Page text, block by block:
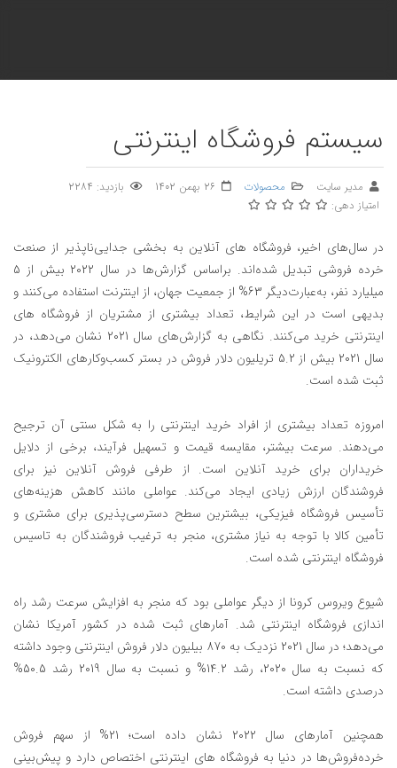
سیستم فروشگاه اینترنتی
مدیر سایت محصولات 26 بهمن 1402
بازدید: 2284
امتیاز دهی:
در سال‌های اخیر، فروشگاه‌ های آنلاین به بخشی جدایی‌ناپذیر از صنعت
خرده فروشی تبدیل شده‌اند. براساس گزارش‌ها در سال 2022 بیش از 5
میلیارد نفر، به‌عبارت‌دیگر 63% از جمعیت جهان، از اینترنت استفاده می‌کنند و
بدیهی است در این شرایط، تعداد بیشتری از مشتریان از فروشگاه‌ های
اینترنتی خرید می‌کنند. نگاهی به گزارش‌های سال 2021 نشان می‌دهد، در
سال 2021 بیش از 5.2 تریلیون دلار فروش در بستر کسب‌و‌کارهای الکترونیک
ثبت شده است.
امروزه تعداد بیشتری از افراد خرید اینترنتی را به شکل سنتی آن ترجیح
می‌دهند. سرعت بیشتر، مقایسه قیمت و تسهیل فرآیند، برخی از دلایل
خریداران برای خرید آنلاین است. از طرفی فروش آنلاین نیز برای
فروشندگان ارزش زیادی ایجاد می‌کند. عواملی مانند کاهش هزینه‌های
تأسیس فروشگاه فیزیکی، بیشترین سطح دسترسی‌پذیری برای مشتری و
تأمین کالا با توجه به نیاز مشتری، منجر به ترغیب فروشندگان به تاسیس
فروشگاه اینترنتی شده است.
شیوع ویروس کرونا از دیگر عواملی بود که منجر به افزایش سرعت رشد راه
اندازی فروشگاه‌ اینترنتی شد. آمار‌های ثبت شده در کشور آمریکا نشان
می‌دهد؛ در سال 2021 نزدیک به 870 بیلیون دلار فروش اینترنتی وجود داشته
که نسبت به سال‌ 2020، رشد 14.2% و نسبت به سال 2019 رشد 50.5%
درصدی داشته است.
همچنین آمارهای سال 2022 نشان داده است؛ 21% از سهم فروش
خرده‌فروش‌ها در دنیا به فروشگاه‌ های اینترنتی اختصاص دارد و پیش‌بینی